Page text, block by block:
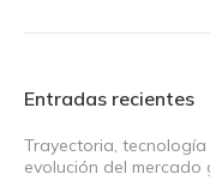
Entradas recientes
Trayectoria,
evolución del mercado